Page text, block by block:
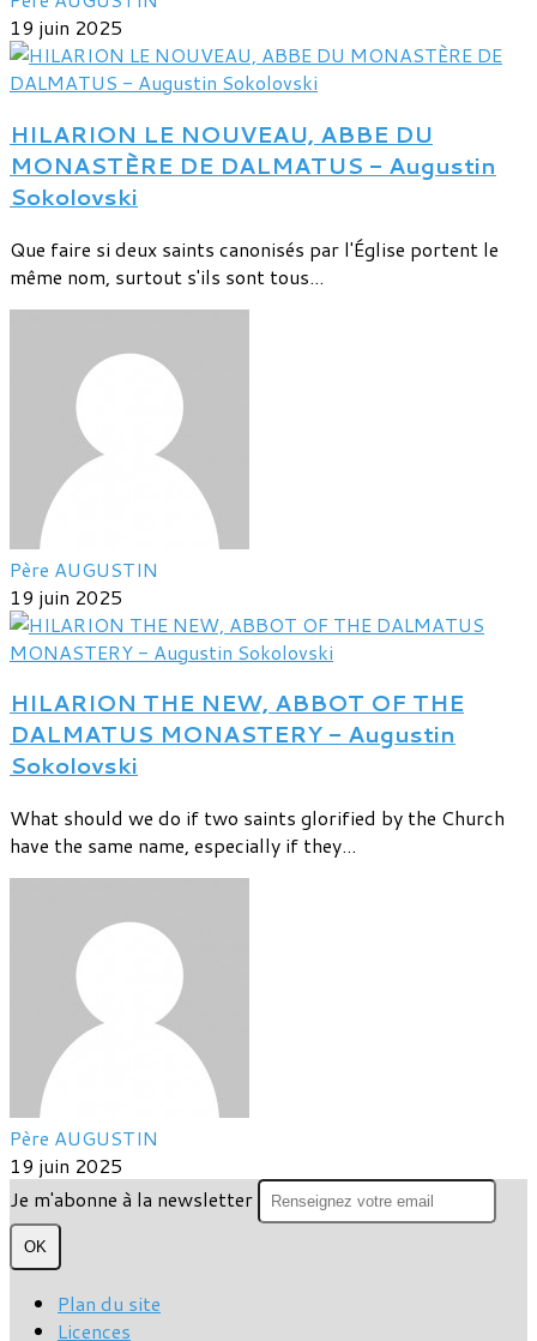
19 juin 2025
HILARION LE NOUVEAU, ABBE DU
MONASTÈRE DE DALMATUS - Augustin
Sokolovski
Que faire si deux saints canonisés par l'Église portent le
même nom, surtout s'ils sont tous...
Père AUGUSTIN
19 juin 2025
HILARION THE NEW, ABBOT OF THE
DALMATUS MONASTERY - Augustin
Sokolovski
What should we do if two saints glorified by the Church
have the same name, especially if they...
Père AUGUSTIN
19 juin 2025
Je m'abonne à la newsletter
OK
Plan du site
Licences